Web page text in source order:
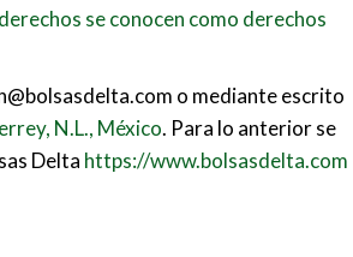
se conocen como derechos
o mediante escrito
N.L., México. Para lo anterior se
Delta https://www.bolsasdelta.com